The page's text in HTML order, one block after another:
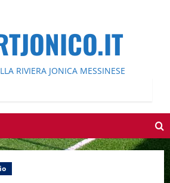
RIVIERA JONICA MESSINESE